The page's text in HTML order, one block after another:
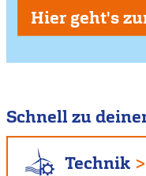
Hier geht's
Schnell zu
Technik